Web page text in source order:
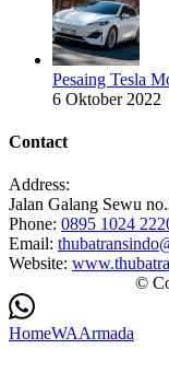
Pesaing Tesla
6 Oktober 2022
Contact
Address:
Jalan Galang Sewu
Phone: 0895 1024
Email:
Website:
©
HomeWAArmada